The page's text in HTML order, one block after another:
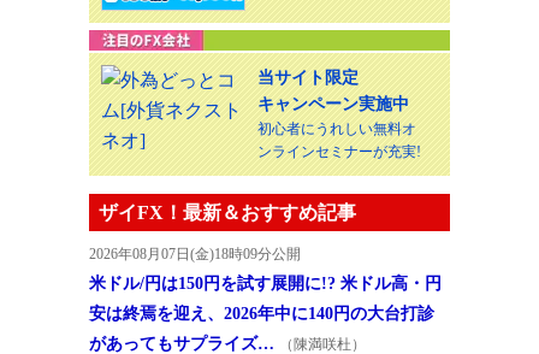
当サイト限定
キャンペーン実施中
初心者にうれしい無料オ
ンラインセミナーが充実!
ザイFX！最新＆おすすめ記事
2026年08月07日(金)18時09分公開
米ドル/円は150円を試す展開に!? 米ドル高・円
安は終焉を迎え、2026年中に140円の大台打診
があってもサプライズ…
（陳満咲杜）